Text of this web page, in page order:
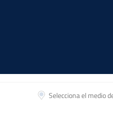
Selecciona el medio